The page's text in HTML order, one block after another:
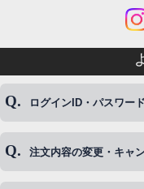
ログインID・パスワー
◆下記ページより、ログ
注文内容の変更・キャ